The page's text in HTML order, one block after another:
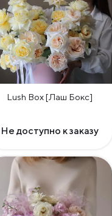
Lush Box [Лаш Бокс]
Не доступно к заказу